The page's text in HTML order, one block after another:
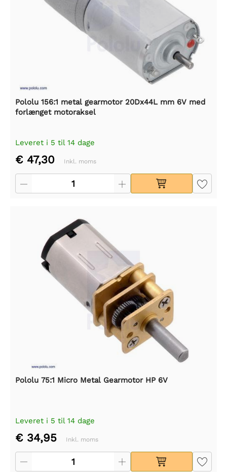
Pololu 156:1 metal gearmotor 20Dx44L mm 6V med
forlænget motoraksel
Leveret i 5 til 14 dage
€ 47,30 Inkl. moms
Pololu 75:1 Micro Metal Gearmotor HP 6V
Leveret i 5 til 14 dage
€ 34,95 Inkl. moms